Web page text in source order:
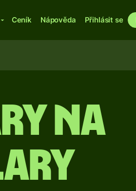
Ceník Nápověda Přihlásit se
na